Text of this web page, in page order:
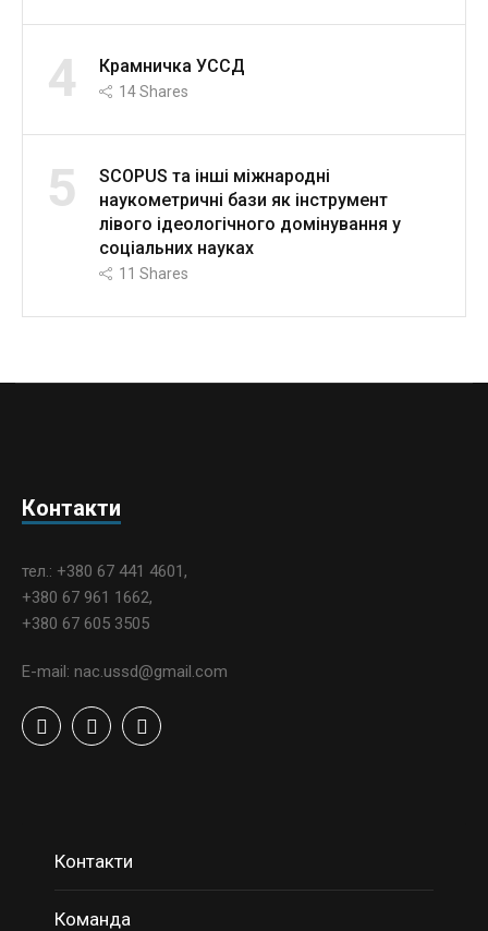
4 Крамничка УССД
14Shares
5
SCOPUS та інші міжнародні
наукометричні бази як інструмент
лівого ідеологічного домінування у
соціальних науках
11 Shares
Контакти
тел.: +380 67 441 4601,
+380 67 961 1662,
+380 67 605 3505
E-mail: nac.ussd@gmail.com
Контакти
Команда